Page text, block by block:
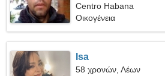
χαρούμενη γυναίκα
Centro Habana
Οικογένεια
Isa
58 χρονών, Λέων